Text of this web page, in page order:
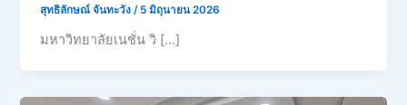
สุทธิลักษณ์ จันทะวัง / 5 มิถุนายน 2026
มหาวิทยาลัยเนชั่น วิ […]